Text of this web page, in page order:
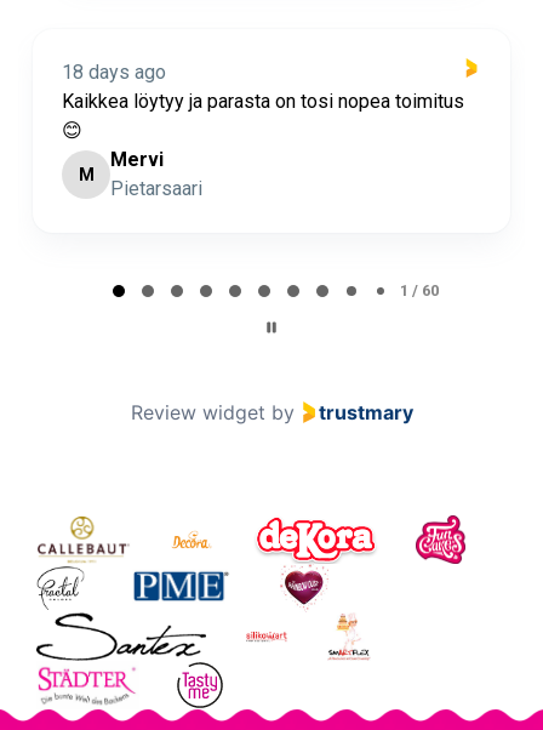
18 days ago
Kaikkea löytyy ja parasta on tosi nopea toimitus
😊
M
Mervi
Pietarsaari
1 / 60
Review widget by trustmary